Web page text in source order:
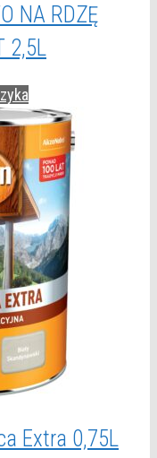
NA RDZĘ
2,5L
Extra 0,75L